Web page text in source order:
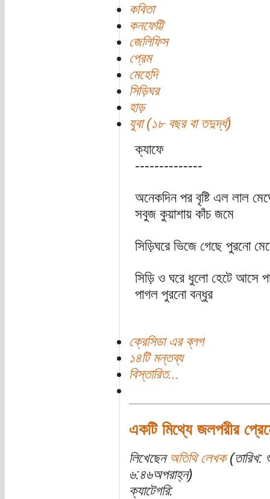
কবিতা
কনফেট্টি
জেলিফিস
প্রেম
মেহেদি
সিড়িঘর
হাড়
যুবা (১৮ বছর বা তদুর্দ্ধ)
ক্যাফে
--------------
অনেকদিন পর বৃষ্টি এল লাল
সবুজ কুয়াশায় কাঁচ জমে
সিড়িঘরে ভিজে গেছে পুরনো
সিড়ি ও ঘরে ধুলো হেটে আসে
পাগল পুরনো বন্ধুর
ক্রেসিডা এর ব্লগ
১৪টি মন্তব্য
বিস্তারিত...
একটি মিথ্যে জলপরীর
লিখেছেন অতিথি লেখক(তারিখ:
৬:৪৬অপরাহ্ন)
ক্যাটেগরি: